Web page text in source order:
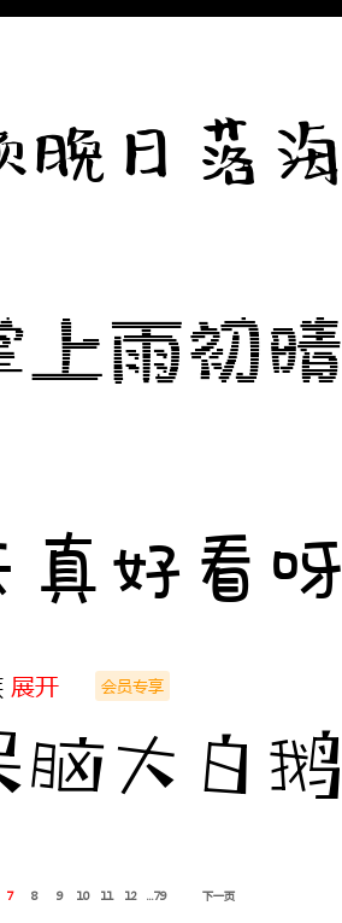
晚日落海
上雨初晴
真好看呀
展开 会员专享
脑大白鹅
7 8 9 10 11 12 ...79 下一页